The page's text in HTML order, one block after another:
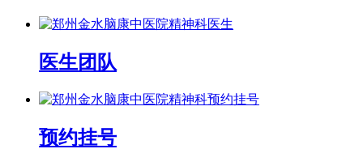
医生团队
预约挂号